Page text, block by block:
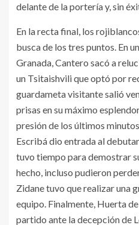
delante de la portería y, sin
En la recta final, los
busca de los tres puntos. En
Granada, Cantero sacó a
un Tsitaishvili que optó por
guardameta visitante salió
prisas en su máximo
presión de los últimos
Escribá dio entrada al
tuvo tiempo para demostrar
hecho, incluso pudieron
Zidane tuvo que realizar una
equipo. Finalmente, Huerta
partido ante la decepción de